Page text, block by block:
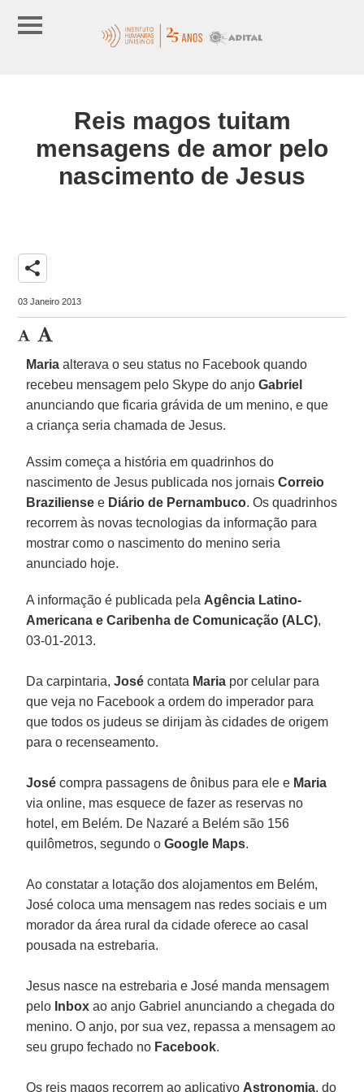
Reis magos tuitam
mensagens de amor pelo
nascimento de Jesus
share
03 Janeiro 2013
Mariaalterava o seu status no Facebook quando
recebeu mensagem pelo Skype do anjoGabriel
anunciando que ficaria grávida de um menino, e que
a criança seria chamada de Jesus.
Assim começa a história em quadrinhos do
nascimento de Jesus publicada nos jornaisCorreio
Braziliense e Diário de Pernambuco. Os quadrinhos
recorrem às novas tecnologias da informação para
mostrar como o nascimento do menino seria
anunciado hoje.
A informação é publicada pela Agência Latino-
Americana e Caribenha de Comunicação (ALC),
03-01-2013.
Da carpintaria,Josécontata Maria por celular para
que veja no Facebook a ordem do imperador para
que todos os judeus se dirijam às cidades de origem
para o recenseamento.
Josécompra passagens de ônibus para ele e Maria
via online, mas esquece de fazer as reservas no
hotel, em Belém. De Nazaré a Belém são 156
quilômetros, segundo oGoogle Maps.
Ao constatar a lotação dos alojamentos em Belém,
José coloca uma mensagem nas redes sociais e um
morador da área rural da cidade oferece ao casal
pousada na estrebaria.
Jesus nasce na estrebaria e José manda mensagem
pelo Inboxao anjo Gabriel anunciando a chegada do
menino. O anjo, por sua vez, repassa a mensagem ao
seu grupo fechado no Facebook.
Os reis magos recorrem ao aplicativo Astronomia, do